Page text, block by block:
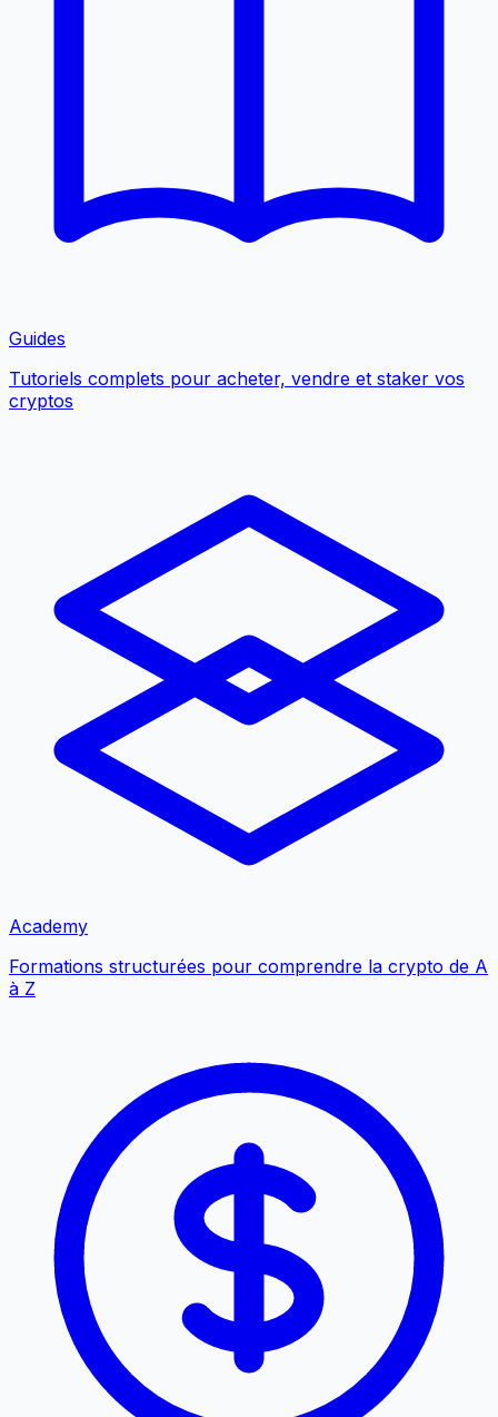
Guides
Tutoriels complets pour acheter, vendre et staker vos
cryptos
Academy
Formations structurées pour comprendre la crypto de A
à Z